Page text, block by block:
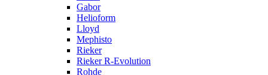
Gabor
Helioform
Lloyd
Mephisto
Rieker
Rieker R-Evolution
Rohde